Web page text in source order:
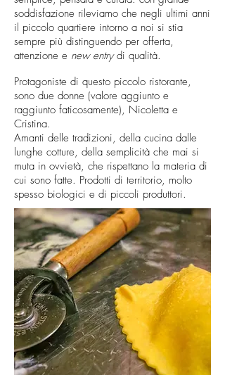
soddisfazione rileviamo che negli ultimi anni
il piccolo quartiere intorno a noi si stia
sempre più distinguendo per offerta,
attenzione e new entrydi qualità.
Protagoniste di questo piccolo ristorante,
sono due donne (valore aggiunto e
raggiunto faticosamente), Nicoletta e
Cristina.
Amanti delle tradizioni, della cucina dalle
lunghe cotture, della semplicità che mai si
muta in ovvietà, che rispettano la materia di
cui sono fatte. Prodotti di territorio, molto
spesso biologici e di piccoli produttori.